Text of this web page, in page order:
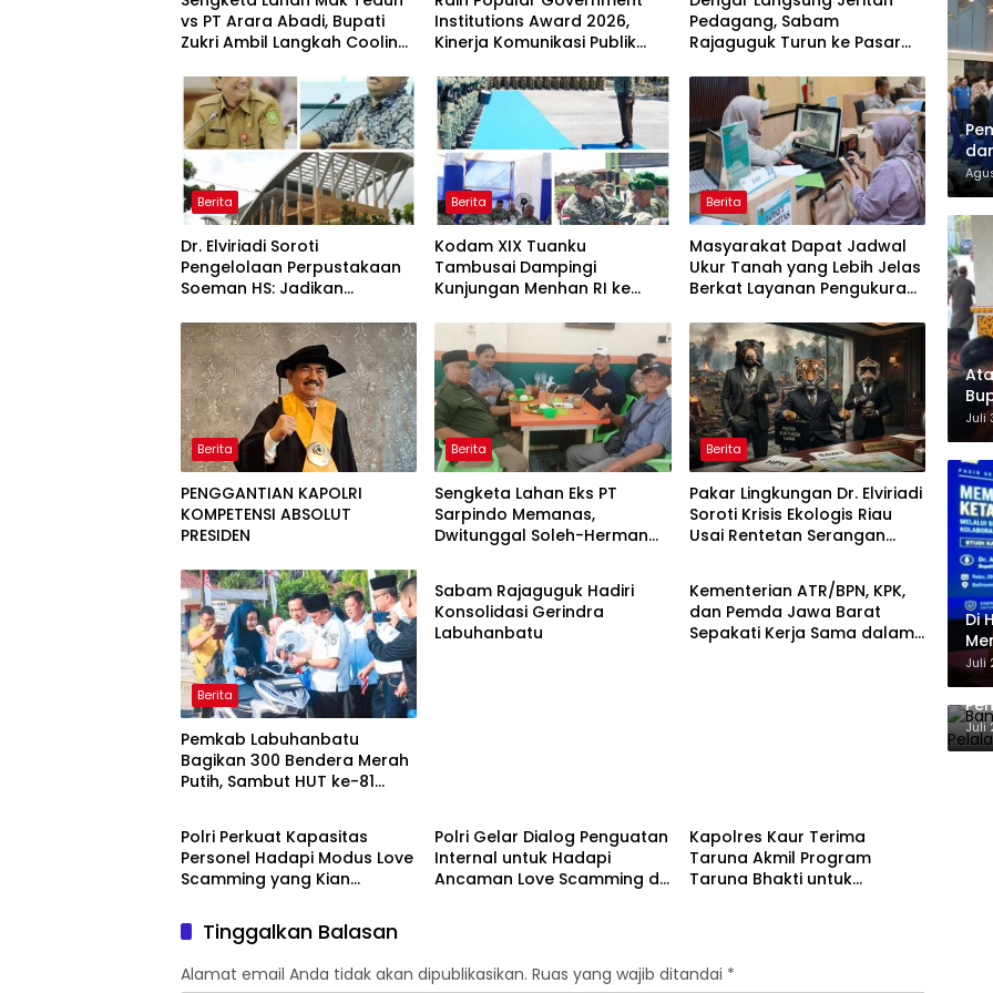
vs PT Arara Abadi, Bupati
Zukri Ambil Langkah Cooling
Institutions Award 2026,
Kinerja Komunikasi Publik
Kembali Diakui
Pedagang, Sabam
Rajaguguk Turun ke Pasar
Berita
Dr. Elviriadi Soroti
Pengelolaan Perpustakaan
Soeman HS: Jadikan
Kawah Candradimuka
Intelektual
Berita
Kodam XIX Tuanku
Tambusai Dampingi
Kunjungan Menhan RI ke
Perkuat Pembangunan
Satuan
Berita
Masyarakat Dapat Jadwal
Ukur Tanah yang Lebih Jelas
Berkat Layanan Pengukuran
Berita
PENGGANTIAN KAPOLRI
KOMPETENSI ABSOLUT
PRESIDEN
Berita
Sengketa Lahan Eks PT
Sarpindo Memanas,
Dwitunggal Soleh-Herman
Berita
Pakar Lingkungan Dr. Elviriadi
Soroti Krisis Ekologis Riau
Usai Rentetan Serangan
Beruang Terhadap Warga
Berita
Pemkab Labuhanbatu
Bagikan 300 Bendera Merah
Putih, Sambut HUT ke-81
Berita
Sabam Rajaguguk Hadiri
Konsolidasi Gerindra
Labuhanbatu
Berita
Kementerian ATR/BPN, KPK,
dan Pemda Jawa Barat
Sepakati Kerja Sama dalam
Berita
Polri Perkuat Kapasitas
Personel Hadapi Modus Love
Scamming yang Kian
Polri Gelar Dialog Penguatan
Internal untuk Hadapi
Ancaman Love Scamming di
Kapolres Kaur Terima
Taruna Akmil Program
Taruna Bhakti untuk
Tinggalkan Balasan
Alamat email Anda tidak akan dipublikasikan. Ruas yang wajib ditandai *
Juli
Di
Juli
Juli